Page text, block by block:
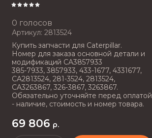
0 голосов
Артикул: 2813524
Купить запчасти для Caterpillar.
Номер для заказа основной детали и
модификаций CA3857933
385-7933, 3857933, 433-1677, 4331677,
CA2813524, 281-3524, 2813524,
CA3263867, 326-3867, 3263867.
Обязательно уточняйте перед оплатой
- наличие, стоимость и номер товара.
69 806 р.